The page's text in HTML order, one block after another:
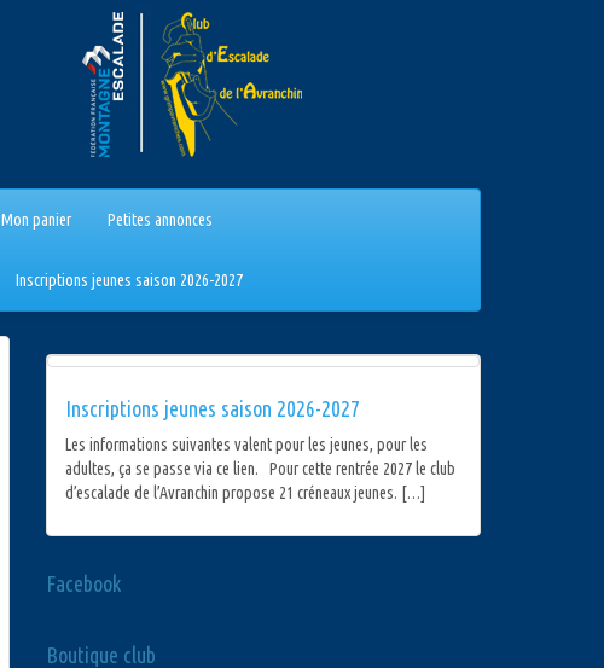
Mon panier Petites annonces
Inscriptions jeunes saison 2026-2027
Inscriptions jeunes saison 2026-2027
Les informations suivantes valent pour les jeunes, pour les
adultes, ça se passe via ce lien. Pour cette rentrée 2027 le club
d’escalade de l’Avranchin propose 21 créneaux jeunes. […]
Facebook
Boutique club